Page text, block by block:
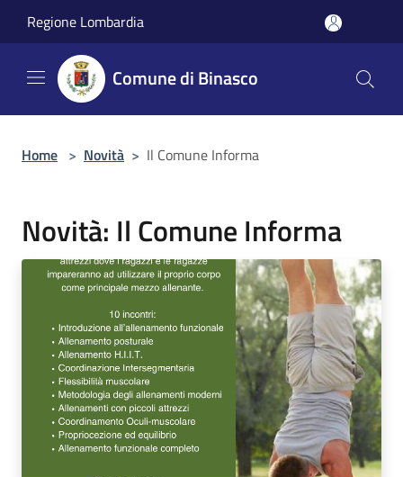
Regione Lombardia
Comune di Binasco
Home > Novità > Il Comune Informa
Novità: Il Comune Informa